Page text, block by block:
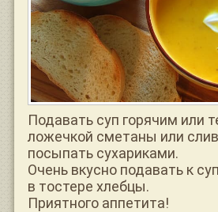
Подавать суп горячим или
ложечкой сметаны или
посыпать сухариками.
Очень вкусно подавать к
в тостере хлебцы.
Приятного аппетита!